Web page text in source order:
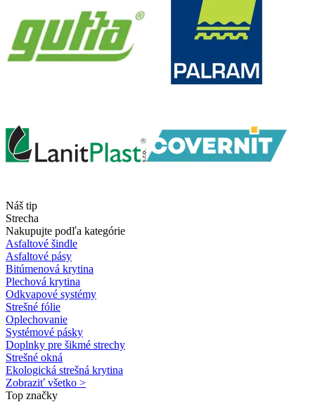
Náš tip
Strecha
Nakupujte podľa kategórie
Asfaltové šindle
Asfaltové pásy
Bitúmenová krytina
Plechová krytina
Odkvapové systémy
Strešné fólie
Oplechovanie
Systémové pásky
Doplnky pre šikmé strechy
Strešné okná
Ekologická strešná krytina
Zobraziť všetko >
Top značky